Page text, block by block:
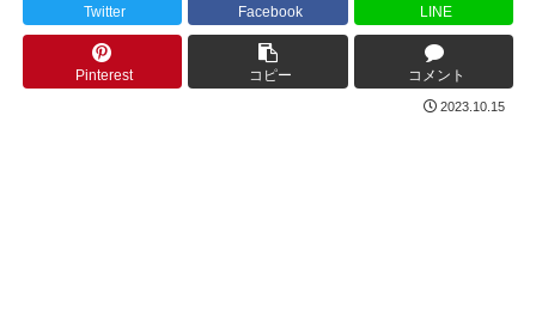
Twitter Facebook LINE
Pinterest コピー コメント
2023.10.15